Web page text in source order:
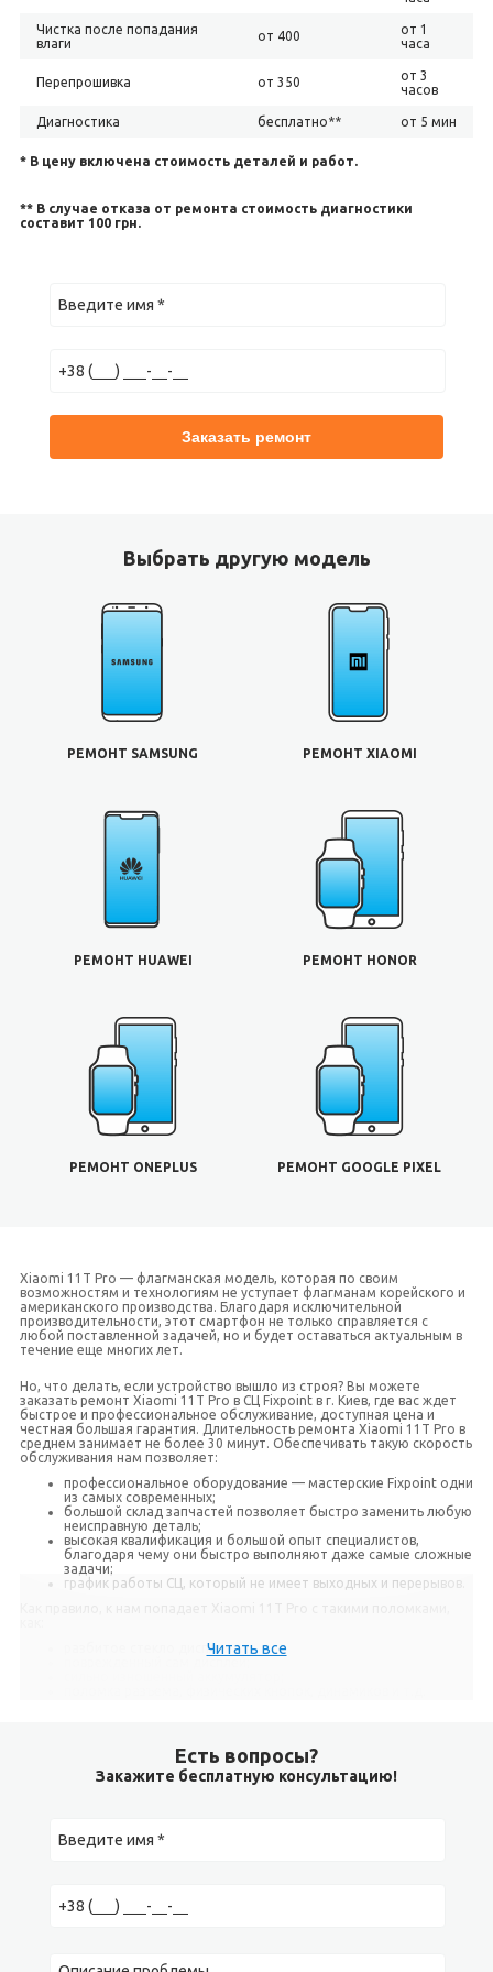
Чистка после попадания
влаги
от 400
от 1
часа
Перепрошивка от 350
от 3
часов
Диагностика бесплатно** от 5 мин
* В цену включена стоимость деталей и работ.
** В случае отказа от ремонта стоимость диагностики
составит 100 грн.
Выбрать другую модель
РЕМОНТ SAMSUNG РЕМОНТ XIAOMI
РЕМОНТ HUAWEI РЕМОНТ HONOR
РЕМОНТ ONEPLUS РЕМОНТ GOOGLE PIXEL
Xiaomi 11T Pro — флагманская модель, которая по своим
возможностям и технологиям не уступает флагманам корейского и
американского производства. Благодаря исключительной
производительности, этот смартфон не только справляется с
любой поставленной задачей, но и будет оставаться актуальным в
течение еще многих лет.
Но, что делать, если устройство вышло из строя? Вы можете
заказать ремонт Xiaomi 11T Pro в СЦ Fixpoint в г. Киев, где вас ждет
быстрое и профессиональное обслуживание, доступная цена и
честная большая гарантия. Длительность ремонта Xiaomi 11T Pro в
среднем занимает не более 30 минут. Обеспечивать такую скорость
обслуживания нам позволяет:
профессиональное оборудование — мастерские Fixpoint одни
из самых современных;
большой склад запчастей позволяет быстро заменить любую
неисправную деталь;
высокая квалификация и большой опыт специалистов,
благодаря чему они быстро выполняют даже самые сложные
задачи;
график работы СЦ, который не имеет выходных и перерывов.
разбитое стекло дисплея;
Замена стекла
случае появления трещин, не стоит менять дисплей, если он не
полечил повреждений.
виды ремонта выполняется на профессиональном оборудовании в
сжатые сроки.
Читать все
Есть вопросы?
Закажите бесплатную консультацию!